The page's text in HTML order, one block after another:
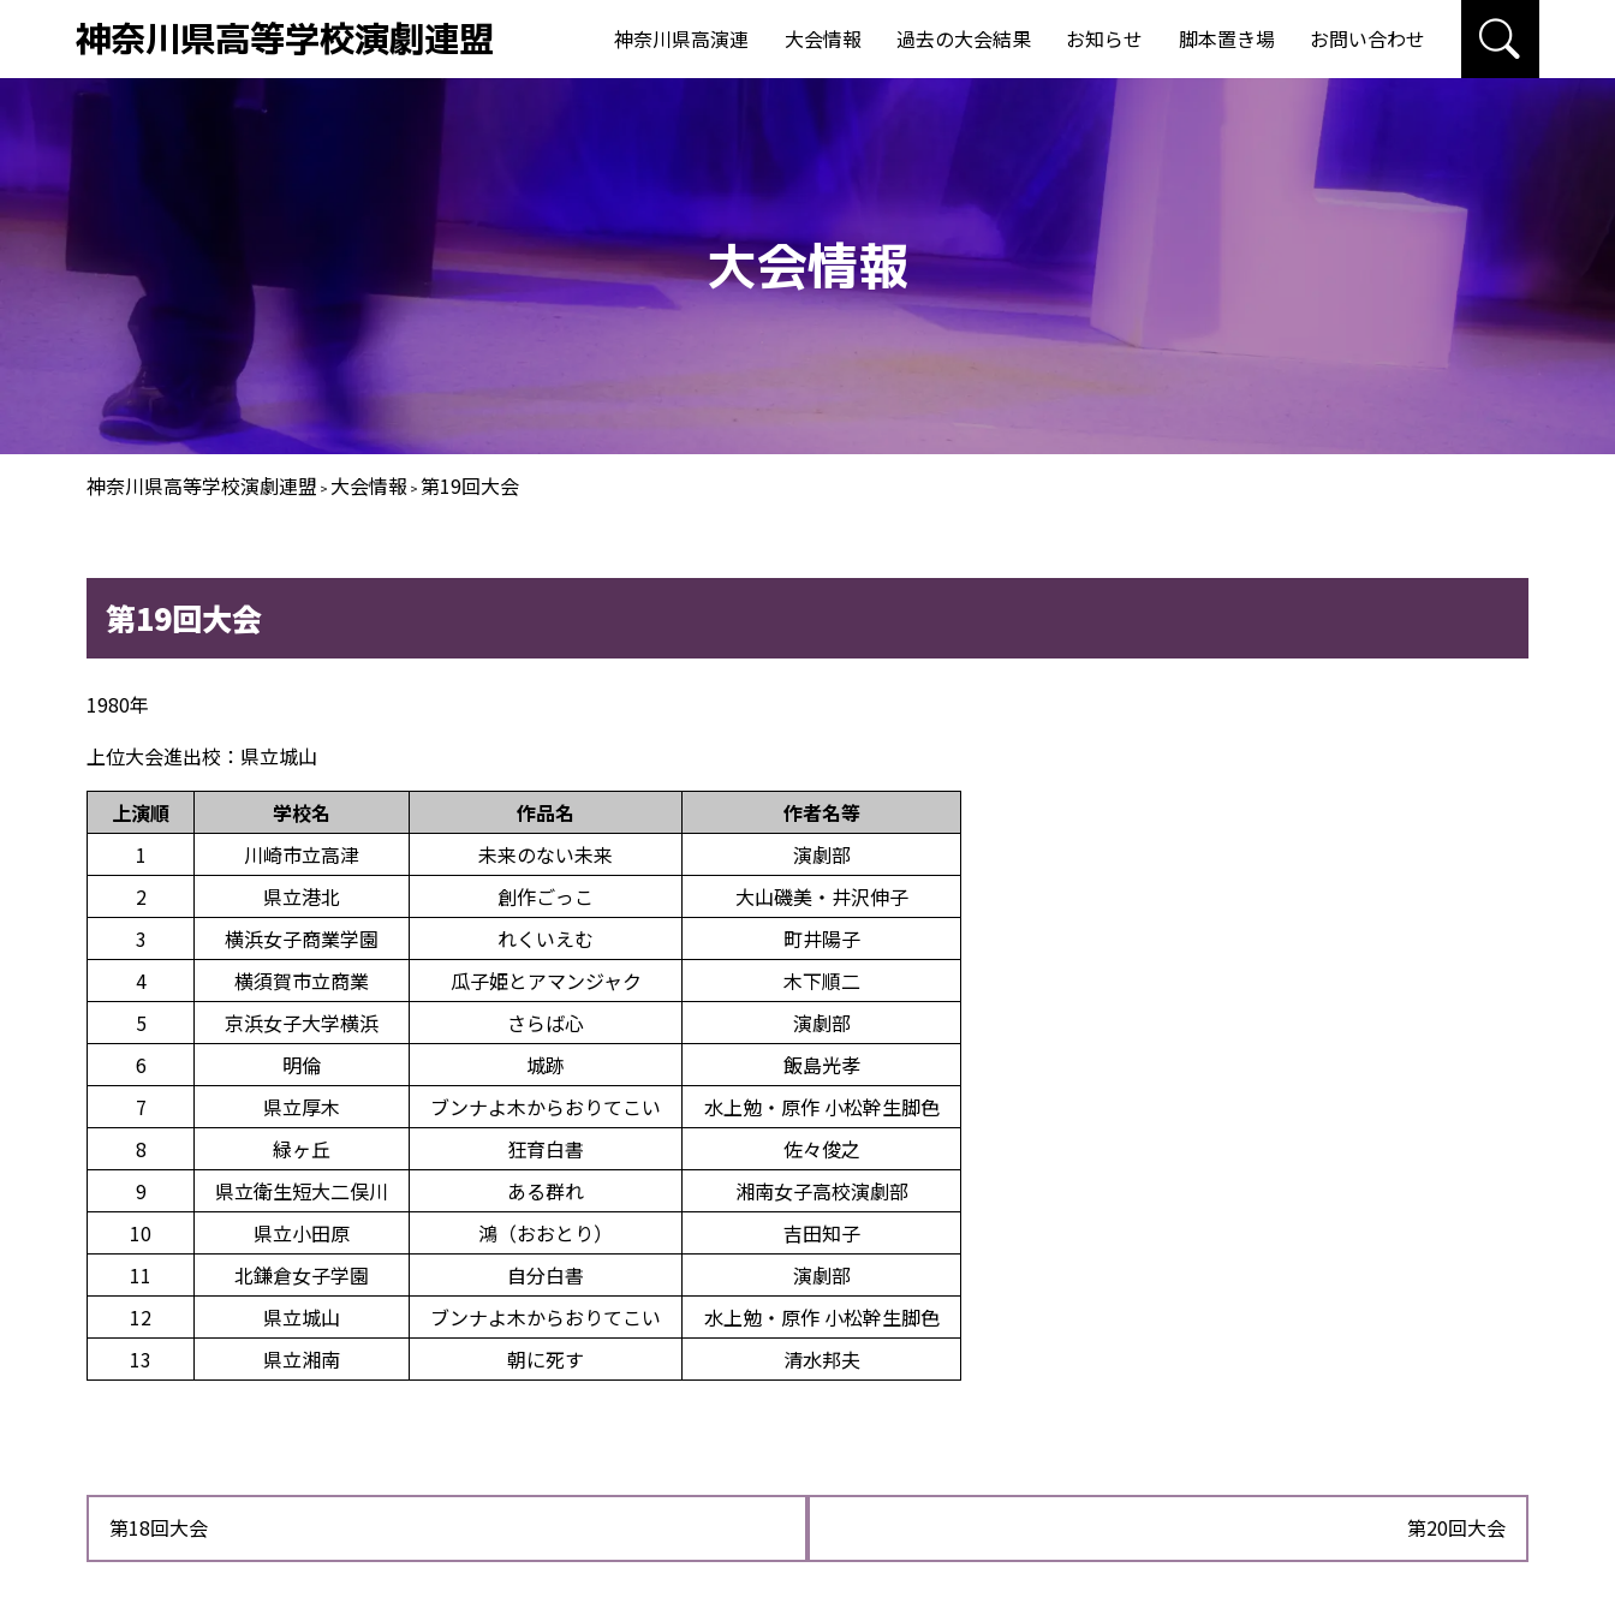
神奈川県高等学校演劇連盟 神奈川県高演連 大会情報 過去の大会結果 お知らせ 脚本置き場 お問い合わせ
大会情報
神奈川県高等学校演劇連盟 > 大会情報 > 第19回大会
第19回大会
1980年
上位大会進出校：県立城山
上演順
学校名 作品名
作者名等
1
川崎市立高津 未来のない未来
演劇部
2
県立港北 創作ごっこ
大山磯美・井沢伸子
3
横浜女子商業学園 れくいえむ
町井陽子
4
横須賀市立商業 瓜子姫とアマンジャク
木下順二
5
京浜女子大学横浜 さらば心
演劇部
6
明倫 城跡
飯島光孝
7
県立厚木 ブンナよ木からおりてこい
水上勉・原作 小松幹生脚色
8
緑ヶ丘 狂育白書
佐々俊之
9
県立衛生短大二俣川 ある群れ
湘南女子高校演劇部
10
県立小田原 鴻（おおとり）
吉田知子
11
北鎌倉女子学園 自分白書
演劇部
12
県立城山 ブンナよ木からおりてこい
水上勉・原作 小松幹生脚色
13
県立湘南 朝に死す 清水邦夫
第18回大会 第20回大会